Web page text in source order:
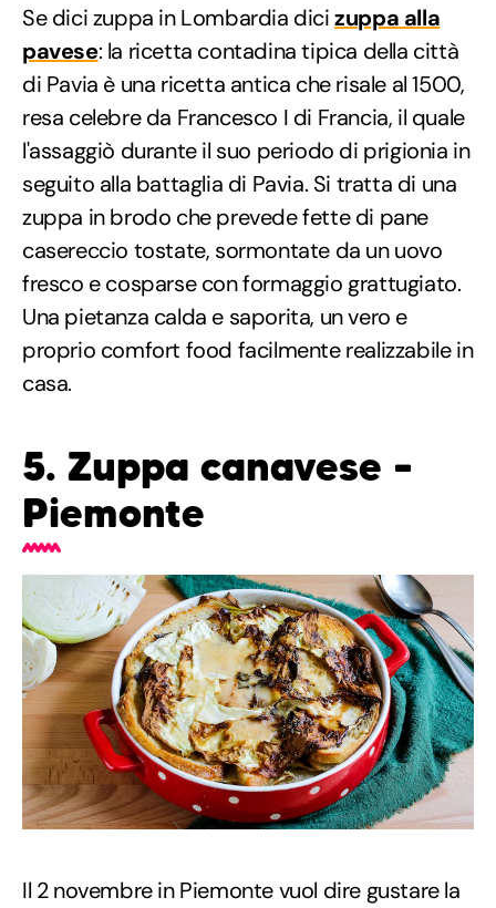
Se dici zuppa in Lombardia dici zuppa alla
pavese: la ricetta contadina tipica della città
di Pavia è una ricetta antica che risale al 1500,
resa celebre da Francesco I di Francia, il quale
l'assaggiò durante il suo periodo di prigionia in
seguito alla battaglia di Pavia. Si tratta di una
zuppa in brodo che prevede fette di pane
casereccio tostate, sormontate da un uovo
fresco e cosparse con formaggio grattugiato.
Una pietanza calda e saporita, un vero e
proprio comfort food facilmente realizzabile in
casa.
5. Zuppa canavese –
Piemonte
Il 2 novembre in Piemonte vuol dire gustare la